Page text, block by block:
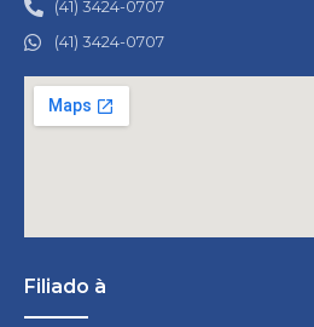
(41) 3424-0707
(41) 3424-0707
Filiado à